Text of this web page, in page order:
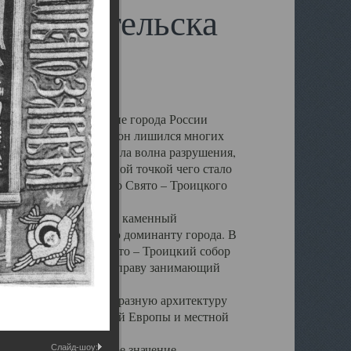
другие губернские города России
результате которых он лишился многих
ударила волна разрушения,
–х годов. Отправной точкой чего стало
кафедрального Свято – Троицкого
величественный каменный
градостроительную доминанту города. В
до разрушения Свято – Троицкий собор
Архангельска, по праву занимающий
Архангельска.
яркую и своеобразную архитектуру
России, Западной Европы и местной
Слайд-шоу: